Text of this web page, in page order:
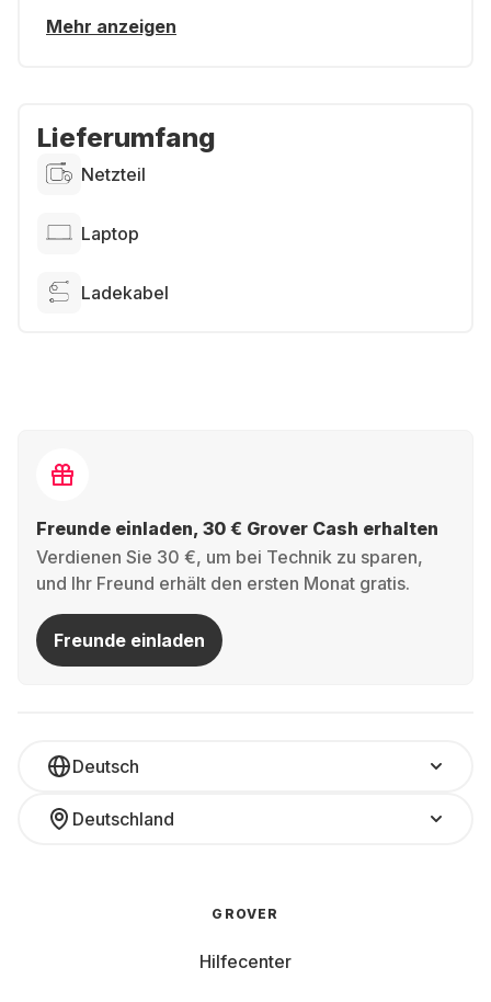
Mehr anzeigen
Lieferumfang
Netzteil
Laptop
Ladekabel
Freunde einladen, 30 € Grover Cash erhalten
Verdienen Sie 30 €, um bei Technik zu sparen,
und Ihr Freund erhält den ersten Monat gratis.
Freunde einladen
Deutsch
Deutschland
GROVER
Hilfecenter